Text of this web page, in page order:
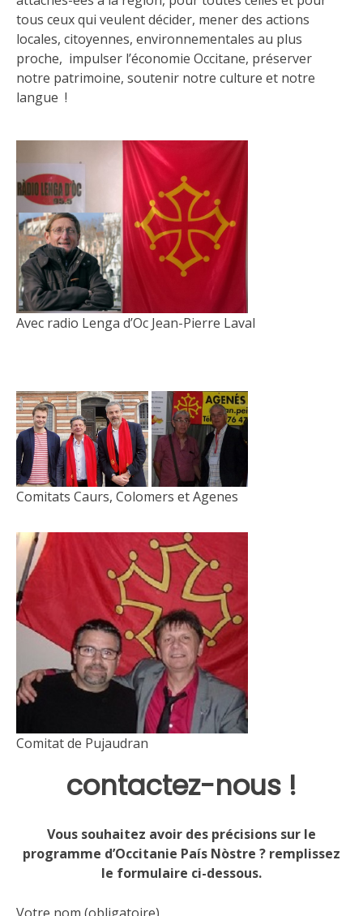
tous ceux qui veulent décider, mener des actions
locales, citoyennes, environnementales au plus
proche, impulser l’économie Occitane, préserver
notre patrimoine, soutenir notre culture et notre
langue !
Avec radio Lenga d’Oc Jean-Pierre Laval
Comitats Caurs, Colomers et Agenes
Comitat de Pujaudran
contactez-nous !
Vous souhaitez avoir des précisions sur le
programme d’Occitanie País Nòstre ? remplissez
le formulaire ci-dessous.